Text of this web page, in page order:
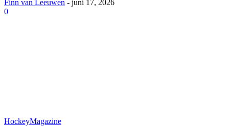
Finn van Leeuwen - juni 17, 2026
0
HockeyMagazine